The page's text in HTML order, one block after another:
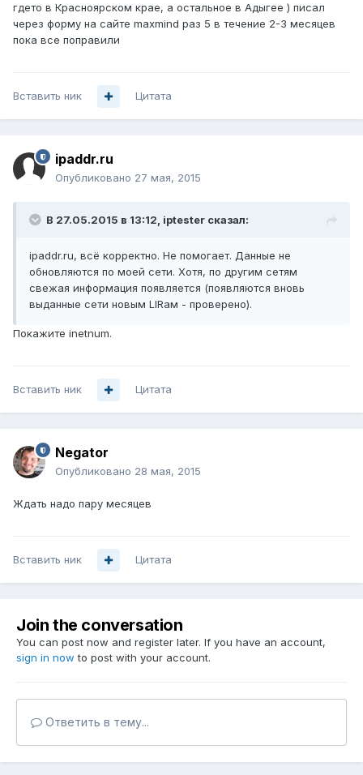
гдето в Красноярском крае, а остальное в Адыгее ) писал
через форму на сайте maxmind раз 5 в течение 2-3 месяцев
пока все поправили
Вставить ник Цитата
ipaddr.ru
Опубликовано 27 мая, 2015
В 27.05.2015 в 13:12, iptester сказал:
ipaddr.ru, всё корректно. Не помогает. Данные не
обновляются по моей сети. Хотя, по другим сетям
свежая информация появляется (появляются вновь
выданные сети новым LIRам - проверено).
Покажите inetnum.
Вставить ник Цитата
Negator
Опубликовано 28 мая, 2015
Ждать надо пару месяцев
Вставить ник Цитата
Join the conversation
You can post now and register later. If you have an account,
sign in now to post with your account.
Ответить в тему...